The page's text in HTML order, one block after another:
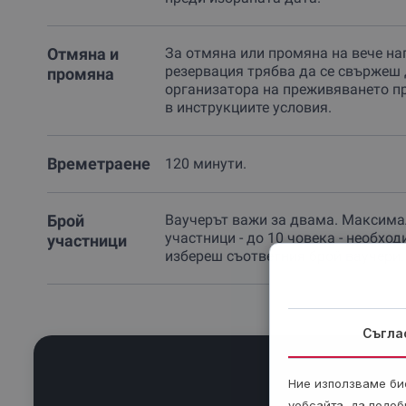
Отмяна и
промяна
За отмяна или промяна на вече
резервация трябва да се свържеш
организатора на преживяването
в инструкциите условия.
Времетраене 120 минути.
Брой
участници
Ваучерът важи за двама.
участници - до 10 човека -
избереш съответния брой ваучери.
Ние използваме